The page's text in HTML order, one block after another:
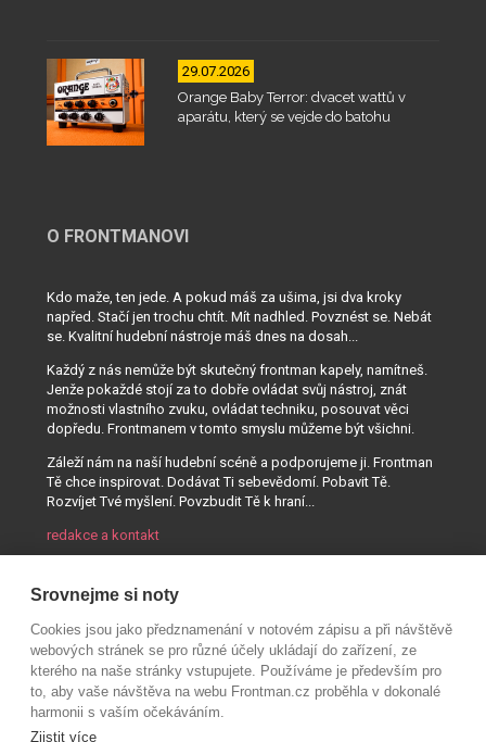
29.07.2026
Orange Baby Terror: dvacet wattů v
aparátu, který se vejde do batohu
O FRONTMANOVI
Kdo maže, ten jede. A pokud máš za ušima, jsi dva kroky
napřed. Stačí jen trochu chtít. Mít nadhled. Povznést se. Nebát
se. Kvalitní hudební nástroje máš dnes na dosah...
Každý z nás nemůže být skutečný frontman kapely, namítneš.
Jenže pokaždé stojí za to dobře ovládat svůj nástroj, znát
možnosti vlastního zvuku, ovládat techniku, posouvat věci
dopředu. Frontmanem v tomto smyslu můžeme být všichni.
Záleží nám na naší hudební scéně a podporujeme ji. Frontman
Tě chce inspirovat. Dodávat Ti sebevědomí. Pobavit Tě.
Rozvíjet Tvé myšlení. Povzbudit Tě k hraní...
redakce a kontakt
Srovnejme si noty
Cookies jsou jako předznamenání v notovém zápisu a při návštěvě
webových stránek se pro různé účely ukládají do zařízení, ze
kterého na naše stránky vstupujete. Používáme je především pro
to, aby vaše návštěva na webu Frontman.cz proběhla v dokonalé
harmonii s vaším očekáváním.
Zjistit více